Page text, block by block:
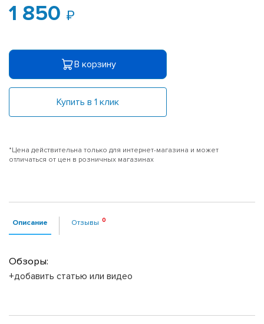
1 850
В корзину
Купить в 1 клик
*Цена действительна только для интернет-магазина и может
отличаться от цен в розничных магазинах
Описание Отзывы
Обзоры:
+добавить статью или видео